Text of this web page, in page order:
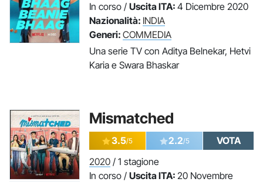
In corso / Uscita ITA: 4 Dicembre 2020
Nazionalità: INDIA
Generi: COMMEDIA
Una serie TV con Aditya Belnekar, Hetvi
Karia e Swara Bhaskar
Mismatched
3.5/5 2.2/5
VOTA
2020 / 1 stagione
In corso / Uscita ITA: 20 Novembre